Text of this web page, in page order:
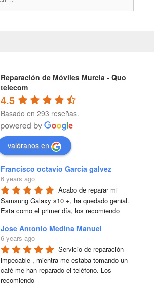
Reparación de Móviles Murcia - Quo
telecom
4.5
Basado en 293 reseñas.
valóranos en
Francisco octavio Garcia galvez
6 years ago
Acabo de reparar mi
Samsung Galaxy s10 +, ha quedado genial.
Esta como el primer día, los recomiendo
Jose Antonio Medina Manuel
6 years ago
Servicio de reparación
impecable , mientra me estaba tomando un
café me han reparado el teléfono. Los
recomiendo